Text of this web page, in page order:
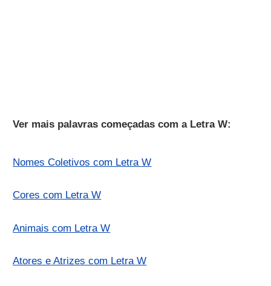
Ver mais palavras começadas com a Letra W:
Nomes Coletivos com Letra W
Cores com Letra W
Animais com Letra W
Atores e Atrizes com Letra W